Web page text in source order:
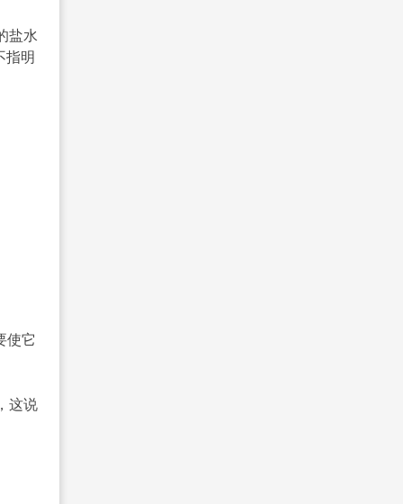
盐水
指明
使它
这说